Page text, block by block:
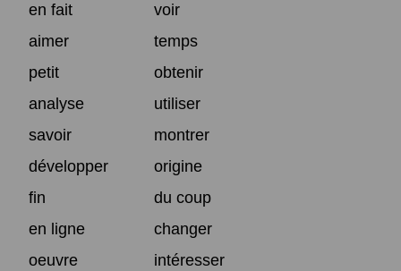
en fait
voir
aimer
temps
petit
obtenir
analyse
utiliser
savoir
montrer
développer
origine
fin
du coup
en ligne
changer
oeuvre
intéresser